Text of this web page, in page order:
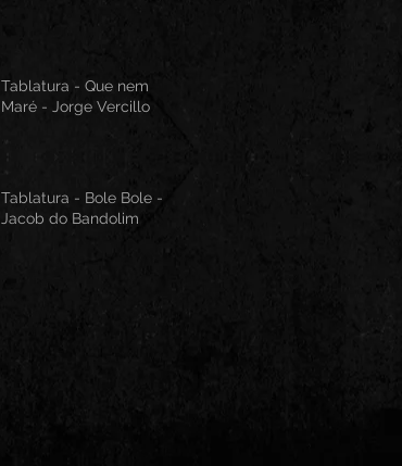
Tablatura - Que nem
Maré - Jorge Vercillo
Tablatura - Bole Bole -
Jacob do Bandolim